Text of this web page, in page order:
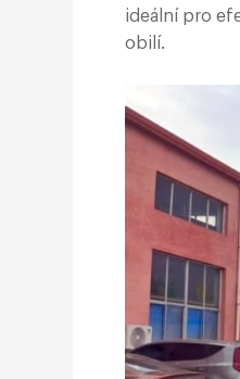
ideální pro
obilí.